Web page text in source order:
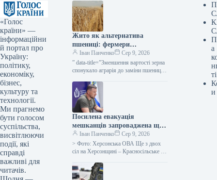
«Голос
країни» —
інформаційни
й портал про
Україну:
політику,
економіку,
бізнес,
культуру та
технології.
Ми прагнемо
бути голосом
суспільства,
висвітлюючи
події, які
справді
важливі для
читачів.
Жито як альтернатива
пшениці: фермери
розглядають зміну культур —
КУРКУЛЬ
Іван Панченко
Сер 9, 2026
” data-title=”Зменшення вартості зерна
спонукало аграрія до заміни пшениці
url=”https://kurkul.com/news/41856-
cherez-padinnya-tsin-na-zerno-fermer-
zadumavsya-pro-zaminu-pshenitsi-
jitom”> Через зниження вартості зерна
аграрій розглядає можливість заміни
пшениці…
Посилена евакуація
мешканців запроваджена ще
в двох населених пунктах
Бериславщини на
Херсонщині.
Іван Панченко
Сер 9, 2026
> Фото: Херсонська ОВА Ще з двох
сіл на Херсонщині – Красносільське та
оголошено…
а
ті
и